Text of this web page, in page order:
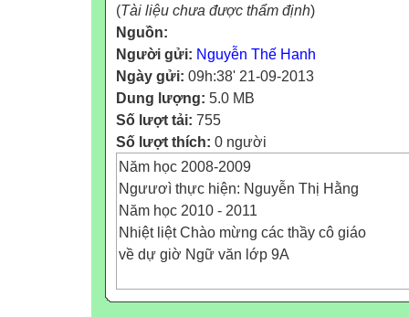
(Tài liệu chưa được thẩm định)
Nguồn:
Người gửi: Nguyễn Thế Hanh
Ngày gửi: 09h:38' 21-09-2013
Dung lượng: 5.0 MB
Số lượt tải: 755
Số lượt thích: 0 người
Năm học 2008-2009
Ngưươì thực hiện: Nguyễn Thị Hằng
Năm học 2010 - 2011
Nhiệt liệt Chào mừng các thầy cô giáo
về dự giờ Ngữ văn lớp 9A
(...) như quả ngọt chín rồi